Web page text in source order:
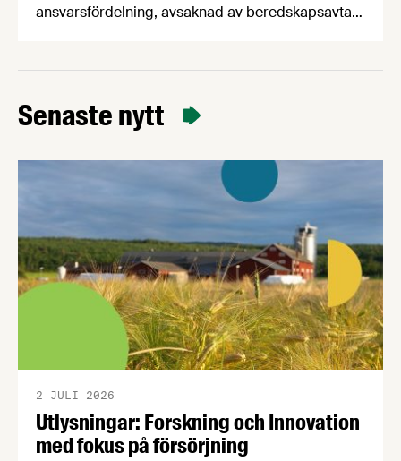
ansvarsfördelning, avsaknad av beredskapsavtal
krig. Det visar en ny beredskapsrapport från
produktionen av svenska livsmedel minskar i en
beredskapen.
Senaste nytt
Utlysningar: Forskning och Innovation
med fokus på försörjning
2 JULI 2026